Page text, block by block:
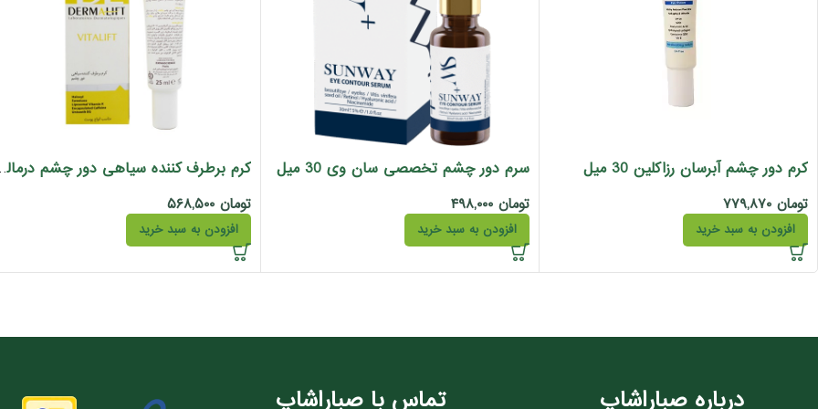
کرم دور چشم آبرسان رزاکلین 30 میل
تومان
افزودن به سبد خرید
سرم دور چشم تخصصی سان وی 30 میل
تومان
افزودن به سبد خرید
کرم برطرف
تومان
افزودن به سبد خرید
درباره صباراشاپ تماس با صباراشاپ